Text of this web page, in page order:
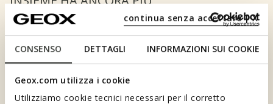
CONSENSO DETTAGLI INFORMAZIONI SUI COOKIE
Geox.com utilizza i cookie
Utilizziamo cookie tecnici necessari per il corretto
continua senza accettare | X
VALORE.
SCOPRI BENEFEET